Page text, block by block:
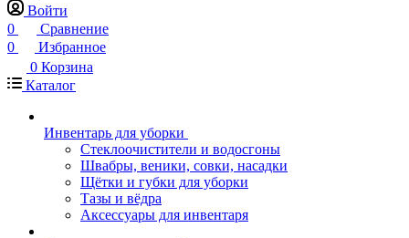
Войти
0
Сравнение
0
Избранное
0 Корзина
Каталог
Инвентарь для уборки
Стеклоочистители и водосгоны
Швабры, веники, совки, насадки
Щётки и губки для уборки
Тазы и вёдра
Аксессуары для инвентаря